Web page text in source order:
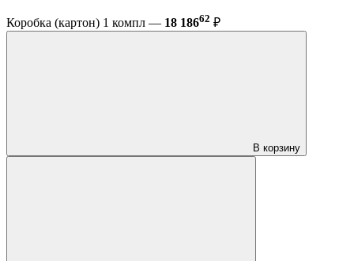
Коробка (картон) 1 компл — 18 18662 ₽
В корзину